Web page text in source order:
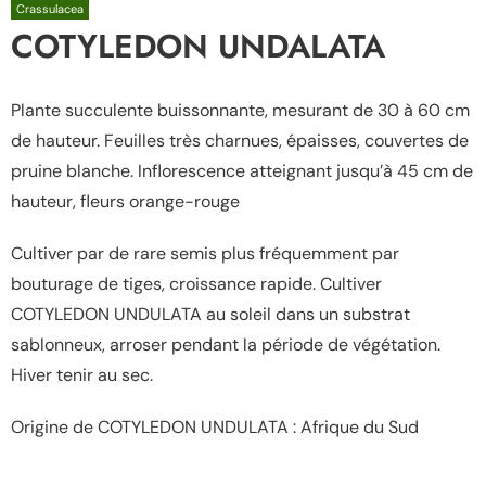
Crassulacea
COTYLEDON UNDALATA
Plante succulente buissonnante, mesurant de 30 à 60 cm
de hauteur. Feuilles très charnues, épaisses, couvertes de
pruine blanche. Inflorescence atteignant jusqu’à 45 cm de
hauteur, fleurs orange-rouge
Cultiver par de rare semis plus fréquemment par
bouturage de tiges, croissance rapide. Cultiver
COTYLEDON UNDULATA au soleil dans un substrat
sablonneux, arroser pendant la période de végétation.
Hiver tenir au sec.
Origine de COTYLEDON UNDULATA : Afrique du Sud